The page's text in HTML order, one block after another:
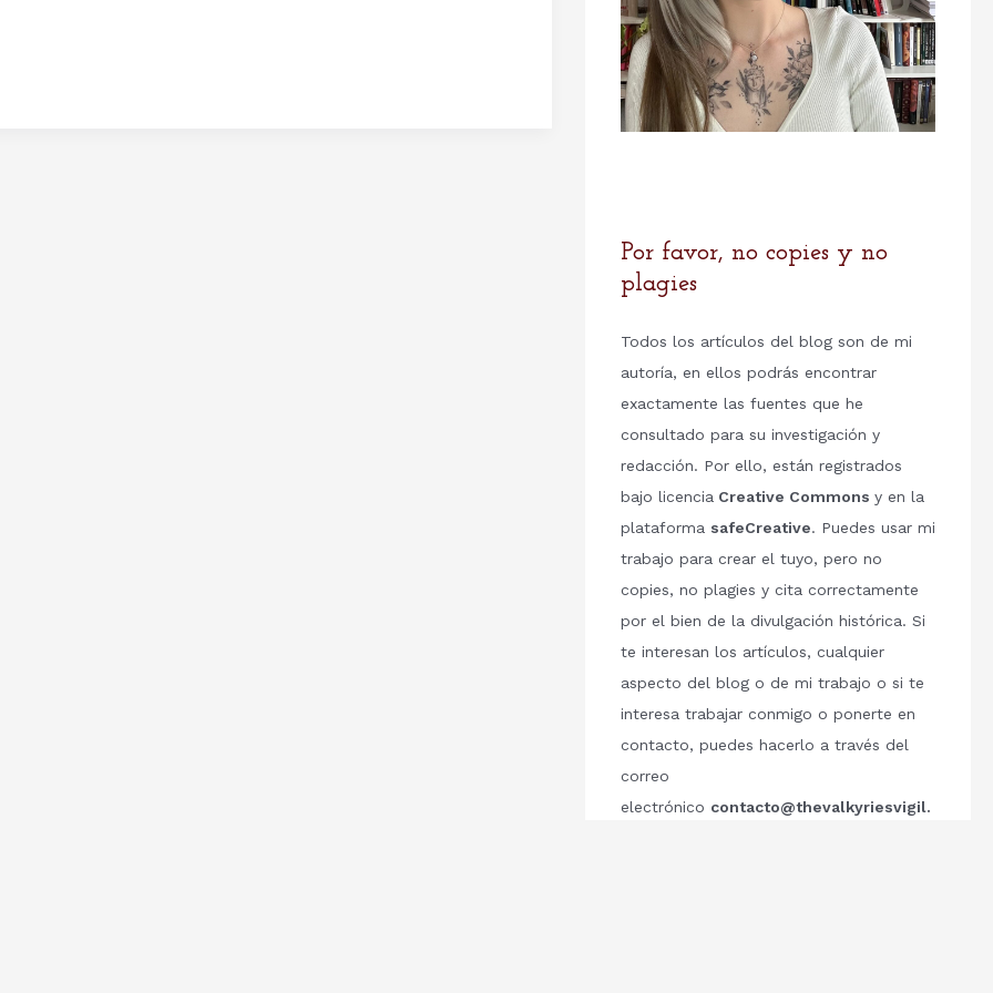
Por favor, no copies y no
plagies
Todos los artículos del blog son de mi
autoría, en ellos podrás encontrar
exactamente las fuentes que he
consultado para su investigación y
redacción. Por ello, están registrados
bajo licencia Creative Commons y en la
plataforma safeCreative. Puedes usar mi
trabajo para crear el tuyo, pero no
copies, no plagies y cita correctamente
por el bien de la divulgación histórica. Si
te interesan los artículos, cualquier
aspecto del blog o de mi trabajo o si te
interesa trabajar conmigo o ponerte en
contacto, puedes hacerlo a través del
correo
electrónico contacto@thevalkyriesvigil.